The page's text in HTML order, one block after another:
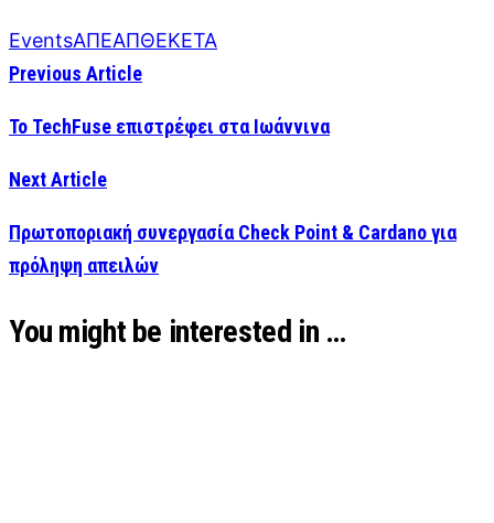
EventsΑΠΕΑΠΘΕΚΕΤΑ
Previous Article
Το TechFuse επιστρέφει στα Ιωάννινα
Next Article
Πρωτοποριακή συνεργασία Check Point & Cardano για
πρόληψη απειλών
You might be interested in …